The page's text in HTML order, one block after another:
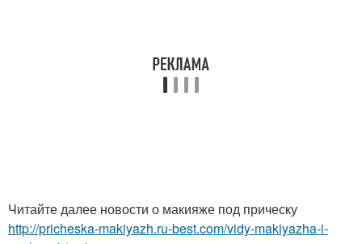
Читайте далее новости о макияже под прическу
http://pricheska-makiyazh.ru-best.com/vidy-makiyazha-i-